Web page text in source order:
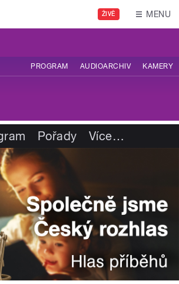
ŽIVĚ MENU
PROGRAM AUDIOARCHIV KAMERY
Pořady Více…